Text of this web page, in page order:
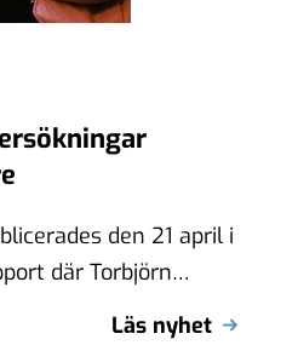
den 21 april i
där Torbjörn
Läs nyhet